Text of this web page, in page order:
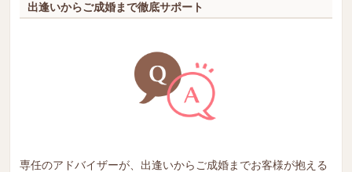
出逢いからご成婚まで徹底サポート
専任のアドバイザーが、出逢いからご成婚までお客様が抱える